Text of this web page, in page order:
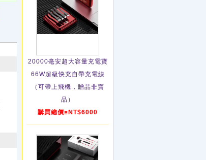
20000毫安超大容量充電寶
66W超級快充自帶充電線
（可帶上飛機，贈品非賣
品）
購買總價≥NT$6000